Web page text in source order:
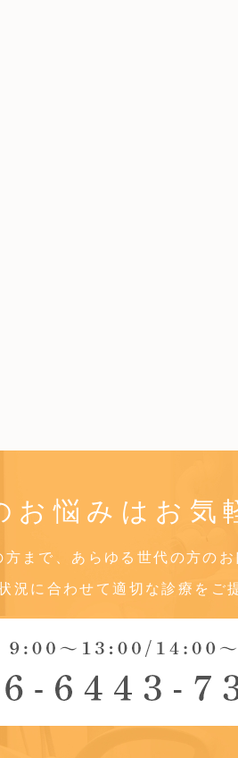
お悩みは お気
まで、あらゆる世代の方の
況に合わせて適切な診療をご